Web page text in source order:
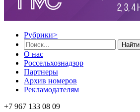
Рубрики>
Найти
О нас
Россельхознадзор
Партнеры
Архив номеров
Рекламодателям
+7 967 133 08 09